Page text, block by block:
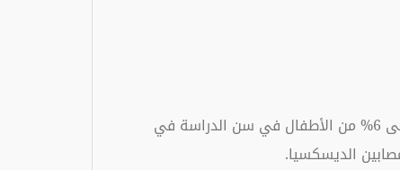
إذا أردنا أن نسترشد بإحصاءات الدول الغربية نجد أن عسر القراءة لها نسبة عالية تصيب الأطفال تتراوح ما بين 3% إلى 6% من الأطفال في سن الدراسة في